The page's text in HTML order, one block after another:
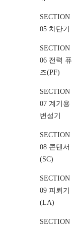
SECTION
05 차단기
SECTION
06 전력 퓨
즈(PF)
SECTION
07 계기용
변성기
SECTION
08 콘덴서
(SC)
SECTION
09 피뢰기
(LA)
SECTION